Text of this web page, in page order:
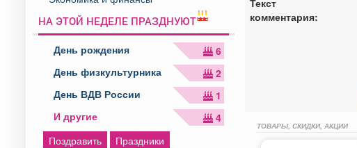
НА ЭТОЙ НЕДЕЛЕ ПРАЗДНУЮТ
День рождения
6
День физкультурника
2
День ВДВ России
1
И другие
4
Поздравить
Праздники
комментария:
ТОВАРЫ, СКИДКИ, АКЦИИ